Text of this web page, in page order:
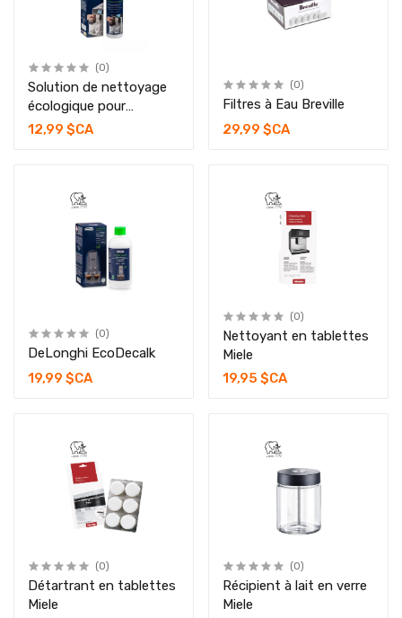
(0)
Solution de nettoyage
écologique pour
machine à café
12,99 $CA
(0)
Filtres à Eau Breville
29,99 $CA
(0)
DeLonghi EcoDecalk
19,99 $CA
(0)
Nettoyant en tablettes
Miele
19,95 $CA
(0)
Détartrant en tablettes
Miele
(0)
Récipient à lait en verre
Miele